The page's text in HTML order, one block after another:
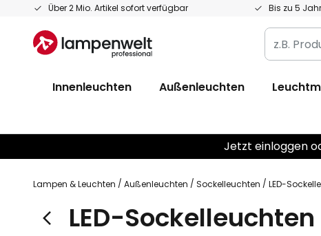
Über 2 Mio. Artikel sofort verfügbar Bis zu 5
Zum
springen
z.B.
Produkt,
EAN
Innenleuchten Außenleuchten
Jetzt einloggen
Lampen & Leuchten Außenleuchten Sockelleuchten LED-
LED-Sockelleuchten